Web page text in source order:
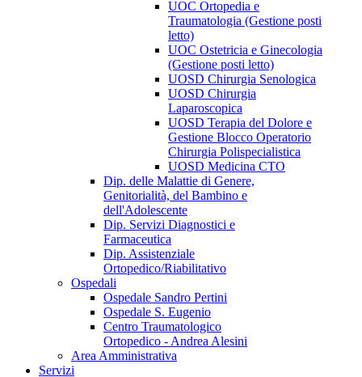
UOC Ortopedia e
Traumatologia (Gestione posti
letto)
UOC Ostetricia e Ginecologia
(Gestione posti letto)
UOSD Chirurgia Senologica
UOSD Chirurgia
Laparoscopica
UOSD Terapia del Dolore e
Gestione Blocco Operatorio
Chirurgia Polispecialistica
UOSD Medicina CTO
Dip. delle Malattie di Genere,
Genitorialità, del Bambino e
dell'Adolescente
Dip. Servizi Diagnostici e
Farmaceutica
Dip. Assistenziale
Ortopedico/Riabilitativo
Ospedali
Ospedale Sandro Pertini
Ospedale S. Eugenio
Centro Traumatologico
Ortopedico - Andrea Alesini
Area Amministrativa
Servizi